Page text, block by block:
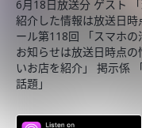
6月18日放送分 ゲスト
紹介した情報は放送日
ール第118回 「スマホ
お知らせは放送日時点
いお店を紹介」 掲示係
話題」